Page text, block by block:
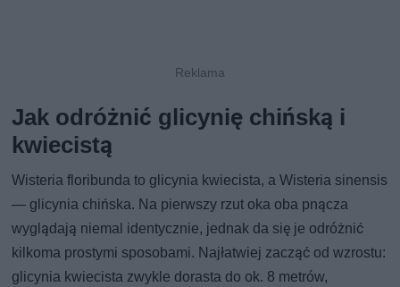
Jak odróżnić glicynię chińską i
kwiecistą
Wisteria floribunda to glicynia kwiecista, a Wisteria sinensis
— glicynia chińska. Na pierwszy rzut oka oba pnącza
wyglądają niemal identycznie, jednak da się je odróżnić
kilkoma prostymi sposobami. Najłatwiej zacząć od wzrostu:
glicynia kwiecista zwykle dorasta do ok. 8 metrów,